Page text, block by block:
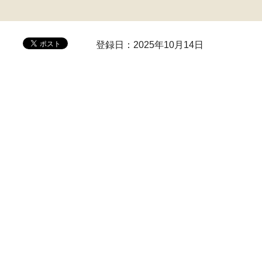
登録日：2025年10月14日